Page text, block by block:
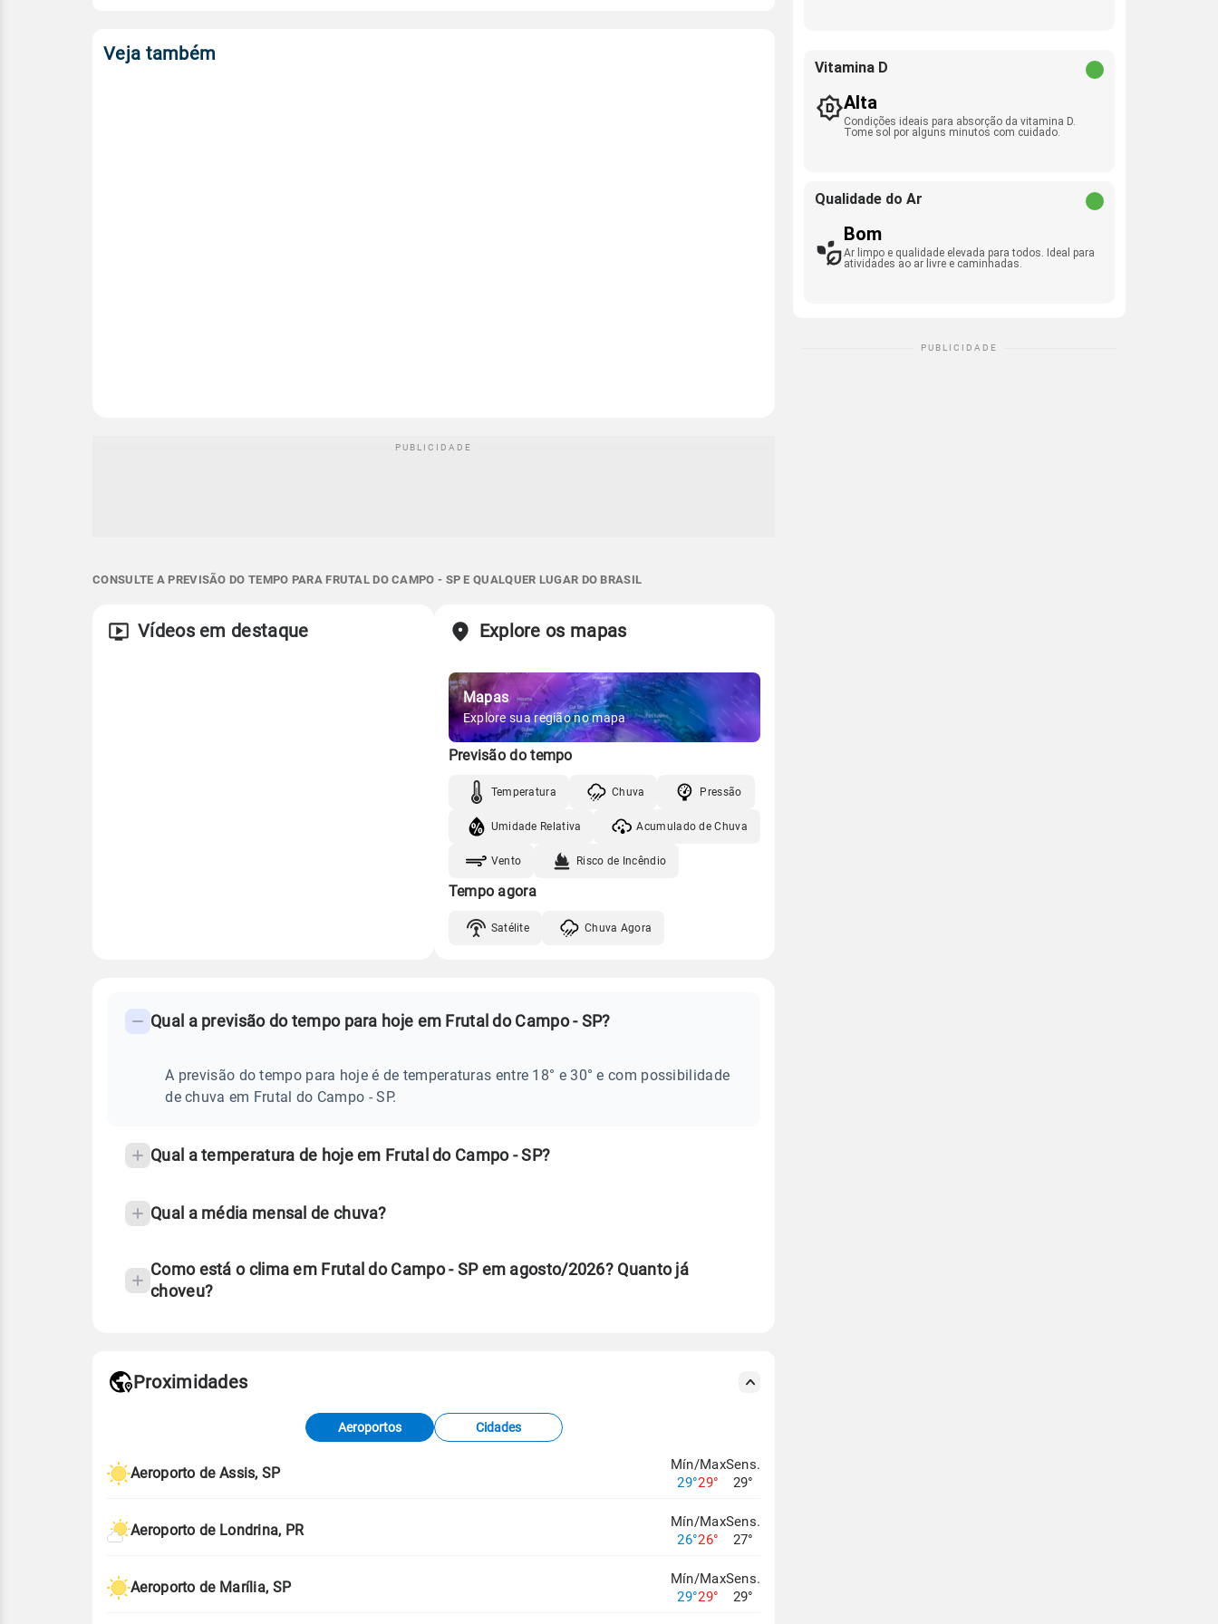
Veja também
CONSULTE A PREVISÃO DO TEMPO PARA FRUTAL DO CAMPO - SP E QUALQUER LUGAR DO BRASIL
Vídeos em destaque Explore os mapas
Mapas
Explore sua região no mapa
Previsão do tempo
Temperatura Chuva Pressão
Umidade Relativa Acumulado de Chuva
Vento Risco de Incêndio
Tempo agora
Satélite Chuva Agora
PREVISÃO
frequentes
temperatura
Qual a previsão do tempo para hoje em Frutal do Campo - SP?
A previsão do tempo para hoje é de temperaturas entre 18° e 30° e com possibilidade
de chuva em Frutal do Campo - SP.
Qual a temperatura de hoje em Frutal do Campo - SP?
Qual a média mensal de chuva?
Como está o clima em Frutal do Campo - SP em agosto/2026? Quanto já
choveu?
de Tempo e Estudos Climáticos (CPTEC).
Proximidades
Aeroportos Cidades
Aeroporto de Assis, SP
Mín/Max
29°29°
Sens.
29°
Aeroporto de Londrina, PR
Mín/Max
26°26°
Sens.
27°
Aeroporto de Marília, SP
Mín/Max
29°29°
Sens.
29°
Vitamina D
Alta
Condições ideais para absorção da vitamina D.
Tome sol por alguns minutos com cuidado.
Qualidade do Ar
Bom
Ar limpo e qualidade elevada para todos. Ideal para
atividades ao ar livre e caminhadas.